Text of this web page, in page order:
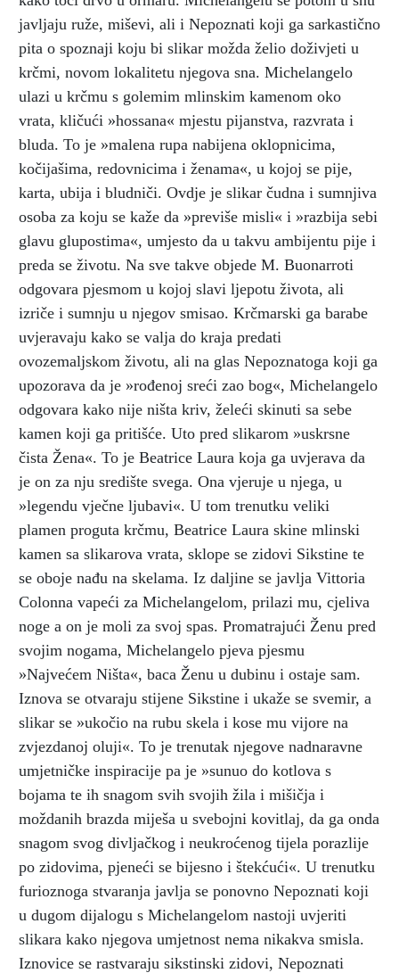
javljaju ruže, miševi, ali i Nepoznati koji ga sarkastično
pita o spoznaji koju bi slikar možda želio doživjeti u
krčmi, novom lokalitetu njegova sna. Michelangelo
ulazi u krčmu s golemim mlinskim kamenom oko
vrata, kličući »hossana« mjestu pijanstva, razvrata i
bluda. To je »malena rupa nabijena oklopnicima,
kočijašima, redovnicima i ženama«, u kojoj se pije,
karta, ubija i bludniči. Ovdje je slikar čudna i sumnjiva
osoba za koju se kaže da »previše misli« i »razbija sebi
glavu glupostima«, umjesto da u takvu ambijentu pije i
preda se životu. Na sve takve objede M. Buonarroti
odgovara pjesmom u kojoj slavi ljepotu života, ali
izriče i sumnju u njegov smisao. Krčmarski ga barabe
uvjeravaju kako se valja do kraja predati
ovozemaljskom životu, ali na glas Nepoznatoga koji ga
upozorava da je »rođenoj sreći zao bog«, Michelangelo
odgovara kako nije ništa kriv, želeći skinuti sa sebe
kamen koji ga pritišće. Uto pred slikarom »uskrsne
čista Žena«. To je Beatrice Laura koja ga uvjerava da
je on za nju središte svega. Ona vjeruje u njega, u
»legendu vječne ljubavi«. U tom trenutku veliki
plamen proguta krčmu, Beatrice Laura skine mlinski
kamen sa slikarova vrata, sklope se zidovi Sikstine te
se oboje nađu na skelama. Iz daljine se javlja Vittoria
Colonna vapeći za Michelangelom, prilazi mu, cjeliva
noge a on je moli za svoj spas. Promatrajući Ženu pred
svojim nogama, Michelangelo pjeva pjesmu
»Najvećem Ništa«, baca Ženu u dubinu i ostaje sam.
Iznova se otvaraju stijene Sikstine i ukaže se svemir, a
slikar se »ukočio na rubu skela i kose mu vijore na
zvjezdanoj oluji«. To je trenutak njegove nadnaravne
umjetničke inspiracije pa je »sunuo do kotlova s
bojama te ih snagom svih svojih žila i mišičja i
moždanih brazda miješa u svebojni kovitlaj, da ga onda
snagom svog divljačkog i neukroćenog tijela porazlije
po zidovima, pjeneći se bijesno i štekćući«. U trenutku
furioznoga stvaranja javlja se ponovno Nepoznati koji
u dugom dijalogu s Michelangelom nastoji uvjeriti
slikara kako njegova umjetnost nema nikakva smisla.
Iznovice se rastvaraju sikstinski zidovi, Nepoznati